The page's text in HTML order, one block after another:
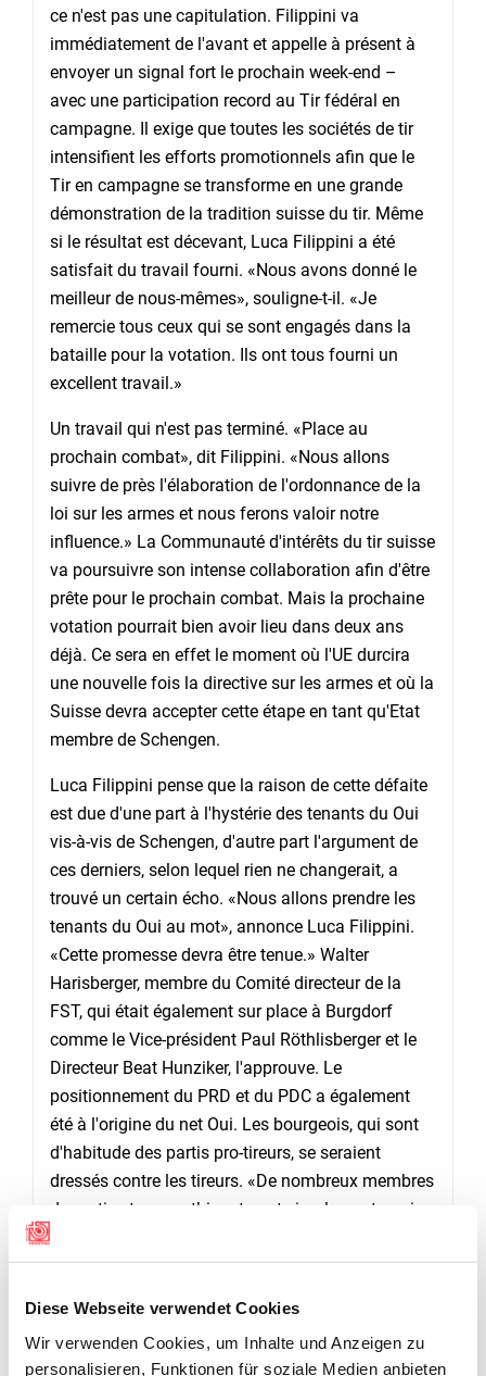
Diese Webseite verwendet Cookies
Wir verwenden Cookies, um Inhalte und Anzeigen zu
personalisieren, Funktionen für soziale Medien anbieten
ce n'est pas une capitulation. Filippini va
immédiatement de l'avant et appelle à présent à
envoyer un signal fort le prochain week-end –
avec une participation record au Tir fédéral en
campagne. Il exige que toutes les sociétés de tir
intensifient les efforts promotionnels afin que le
Tir en campagne se transforme en une grande
démonstration de la tradition suisse du tir. Même
si le résultat est décevant, Luca Filippini a été
satisfait du travail fourni. «Nous avons donné le
meilleur de nous-mêmes», souligne-t-il. «Je
remercie tous ceux qui se sont engagés dans la
bataille pour la votation. Ils ont tous fourni un
excellent travail.»
Un travail qui n'est pas terminé. «Place au
prochain combat», dit Filippini. «Nous allons
suivre de près l'élaboration de l'ordonnance de la
loi sur les armes et nous ferons valoir notre
influence.» La Communauté d'intérêts du tir suisse
va poursuivre son intense collaboration afin d'être
prête pour le prochain combat. Mais la prochaine
votation pourrait bien avoir lieu dans deux ans
déjà. Ce sera en effet le moment où l'UE durcira
une nouvelle fois la directive sur les armes et où la
Suisse devra accepter cette étape en tant qu'Etat
membre de Schengen.
Luca Filippini pense que la raison de cette défaite
est due d'une part à l'hystérie des tenants du Oui
vis-à-vis de Schengen, d'autre part l'argument de
ces derniers, selon lequel rien ne changerait, a
trouvé un certain écho. «Nous allons prendre les
tenants du Oui au mot», annonce Luca Filippini.
«Cette promesse devra être tenue.» Walter
Harisberger, membre du Comité directeur de la
FST, qui était également sur place à Burgdorf
comme le Vice-président Paul Röthlisberger et le
Directeur Beat Hunziker, l'approuve. Le
positionnement du PRD et du PDC a également
été à l'origine du net Oui. Les bourgeois, qui sont
d'habitude des partis pro-tireurs, se seraient
dressés contre les tireurs. «De nombreux membres
de partis et sympathisants ont simplement repris
sur les armes.»
Luca Filippini a toutefois pu célébrer un succès en
ce dimanche de votation. A 14 heures, un premier
canton s'est définitivement coloré en rouge sur la